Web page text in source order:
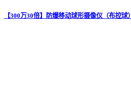
【300万30倍】防爆移动球形摄像仪（布控球）